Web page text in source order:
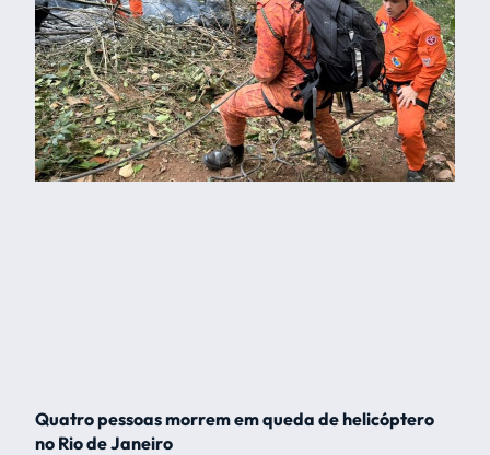
Quatro pessoas morrem em queda de helicóptero
no Rio de Janeiro